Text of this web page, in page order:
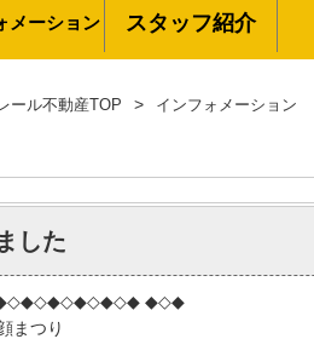
メーション スタッフ紹介
ール不動産TOP インフォメーション
した
◆◇◆
まつり